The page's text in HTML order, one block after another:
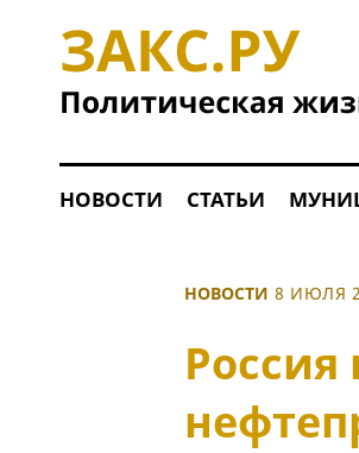
НОВОСТИ СТАТЬИ
НОВОСТИ 8 ИЮЛЯ